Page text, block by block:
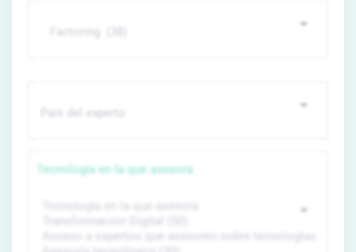
Tecnología en la que asesora